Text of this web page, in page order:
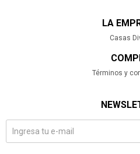
LA
Casas
Términos y